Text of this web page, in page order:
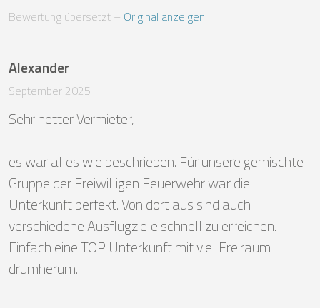
Bewertung übersetzt – Original anzeigen
Alexander
September 2025
Sehr netter Vermieter,
es war alles wie beschrieben. Für unsere gemischte
Gruppe der Freiwilligen Feuerwehr war die
Unterkunft perfekt. Von dort aus sind auch
verschiedene Ausflugziele schnell zu erreichen.
Einfach eine TOP Unterkunft mit viel Freiraum
drumherum.